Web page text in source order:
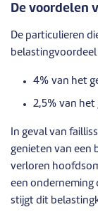
De voordelen
De particulieren
belastingvoordeel
4% van het
2,5% van het
In geval van
genieten van een
verloren
een onderneming
stijgt dit